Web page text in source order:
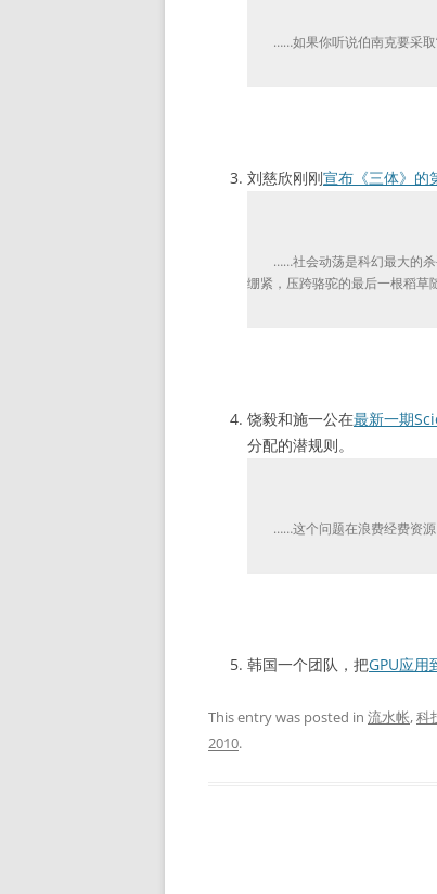
……如果你听说伯南克要采取“
刘慈欣刚刚宣布《三体》的
……社会动荡是科幻最大的杀
绷紧，压跨骆驼的最后一根稻
饶毅和施一公在最新一期
分配的潜规则。
……这个问题在浪费经费资源
韩国一个团队，把GPU应用
This entry was posted in 流水帐,科
2010.